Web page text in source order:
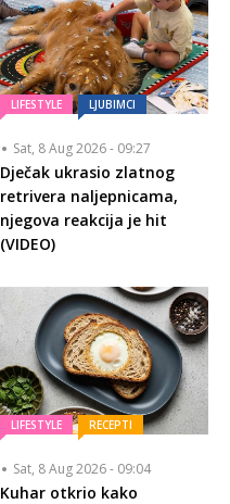
LIFESTYLE LJUBIMCI
Sat, 8 Aug 2026 - 09:27
Dječak ukrasio zlatnog
retrivera naljepnicama,
njegova reakcija je hit
(VIDEO)
LIFESTYLE RECEPTI
Sat, 8 Aug 2026 - 09:04
Kuhar otkrio kako